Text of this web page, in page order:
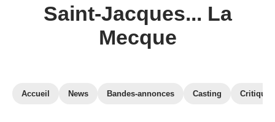
Saint-Jacques... La
Mecque
Accueil News Bandes-annonces Casting